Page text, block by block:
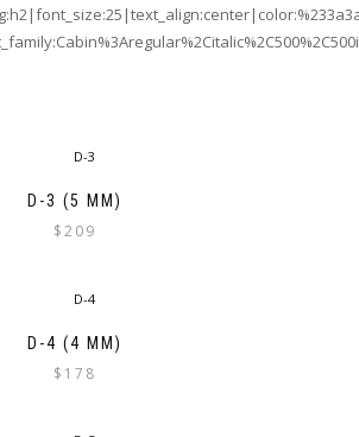
D-3 (5 MM)
$209
D-4 (4 MM)
$ 178